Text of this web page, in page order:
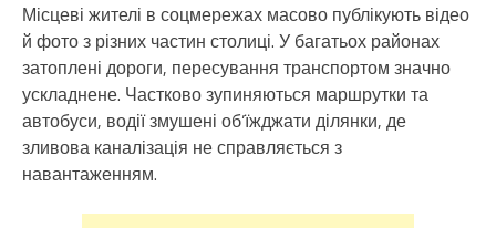
Місцеві жителі в соцмережах масово публікують відео
й фото з різних частин столиці. У багатьох районах
затоплені дороги, пересування транспортом значно
ускладнене. Частково зупиняються маршрутки та
автобуси, водії змушені об’їжджати ділянки, де
зливова каналізація не справляється з
навантаженням.